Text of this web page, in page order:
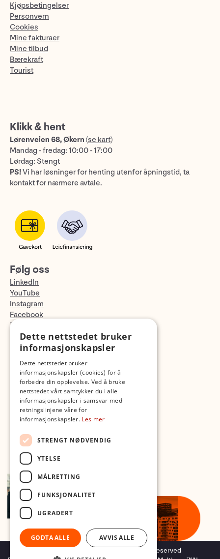
Kjøpsbetingelser
Personvern
Cookies
Mine fakturaer
Mine tilbud
Bærekraft
Tourist
Klikk & hent
Lørenveien 68, Økern (se kart)
Mandag - fredag: 10:00 - 17:00
Lørdag: Stengt
PS!Vi har løsninger for henting utenfor åpningstid, ta
kontakt for nærmere avtale.
Følg oss
LinkedIn
YouTube
Instagram
Facebook
TikTok
Fotopodden
Copyright © 2026 Foto.no - All rights reserved
Dette nettstedet bruker
informasjonskapsler
Dette nettstedet bruker
informasjonskapsler (cookies) for å
forbedre din opplevelse. Ved å bruke
nettstedet vårt samtykker du i alle
informasjonskapsler i samsvar med
retningslinjene våre for
informasjonskapsler. Les mer
STRENGT NØDVENDIG
YTELSE
MÅLRETTING
FUNKSJONALITET
UGRADERT
GODTA ALLE AVVIS ALLE